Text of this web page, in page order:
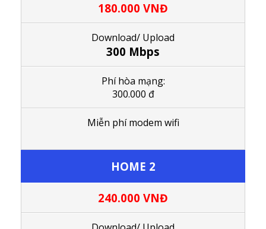
180.000 VNĐ
Download/ Upload
300 Mbps
Phí hòa mạng:
300.000 đ
Miễn phí modem wifi
HOME 2
240.000 VNĐ